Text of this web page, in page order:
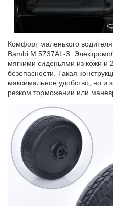
Комфорт маленького
Bambi M 5737AL-3.
мягкими сиденьями из кожи и
безопасности. Такая
максимальное удобство, но и
резком торможении или